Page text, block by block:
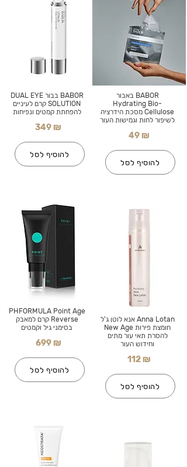
BABOR בבור DUAL EYE
SOLUTION קרם לעיניים
להפחתת קמטים ונפיחות
349 ₪
להוסיף לסל
PHFORMULA Point Age
Reverse קרם למאבק
בסימני גיל וקמטים
699 ₪
להוסיף לסל
BABOR באבור
Hydrating Bio-
Cellulose מסכת הידרציה
לשיפור לחות וגמישות העור
49 ₪
להוסיף לסל
Anna Lotan אנא לוטן ג'ל
חומצת פירות New Age
להסרת תאי עור מתים
וחידוש העור
112 ₪
להוסיף לסל